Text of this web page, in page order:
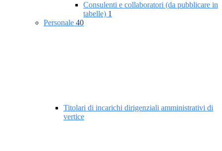
Consulenti e collaboratori (da pubblicare in
tabelle) 1
Personale 40
Titolari di incarichi dirigenziali amministrativi di
vertice